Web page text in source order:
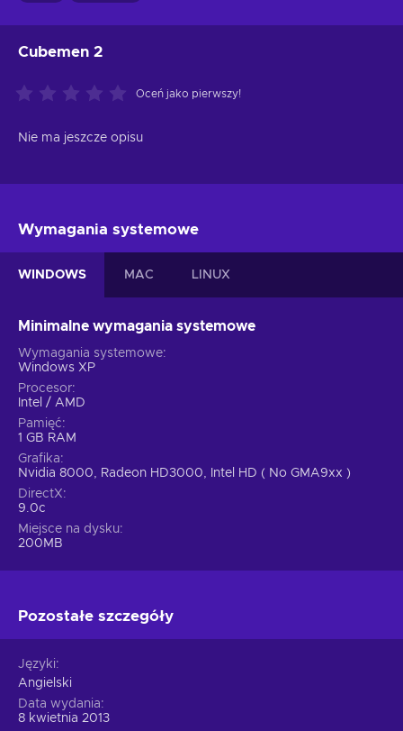
Cubemen 2
Oceń jako pierwszy!
Nie ma jeszcze opisu
Wymagania systemowe
WINDOWS MAC LINUX
Minimalne wymagania systemowe
Wymagania systemowe
Windows XP
Procesor
Intel / AMD
Pamięć
1 GB RAM
Grafika
Nvidia 8000, Radeon HD3000, Intel HD ( No GMA9xx )
DirectX
9.0c
Miejsce na dysku
200MB
Pozostałe szczegóły
Języki
Angielski
Data wydania
8 kwietnia 2013